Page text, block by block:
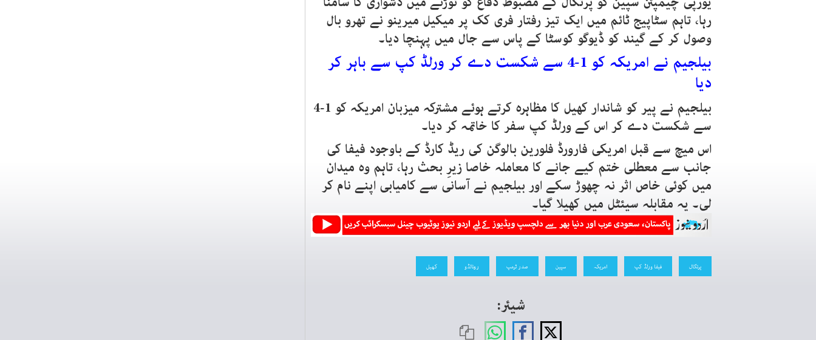
رہا، تاہم سٹاپیج ٹائم میں ایک تیز رفتار فری کک پر میکیل میرینو نے تھرو بال
وصول کر کے گیند کو ڈیوگو کوسٹا کے پاس سے جال میں پہنچا دیا۔
بیلجیم نے امریکہ کو 1-4 سے شکست دے کر ورلڈ کپ سے باہر کر
دیا
بیلجیم نے پیر کو شاندار کھیل کا مظاہرہ کرتے ہوئے مشترکہ میزبان امریکہ کو 1-4
سے شکست دے کر اس کے ورلڈ کپ سفر کا خاتمہ کر دیا۔
اس میچ سے قبل امریکی فارورڈ فلورین بالوگن کی ریڈ کارڈ کے باوجود فیفا کی
جانب سے معطلی ختم کیے جانے کا معاملہ خاصا زیرِ بحث رہا، تاہم وہ میدان
میں کوئی خاص اثر نہ چھوڑ سکے اور بیلجیم نے آسانی سے کامیابی اپنے نام کر
لی۔ یہ مقابلہ سیئٹل میں کھیلا گیا۔
پرتگال فیفا ورلڈ کپ امریکہ سپین صدر ٹرمپ رونالڈو کھیل
شیئر: